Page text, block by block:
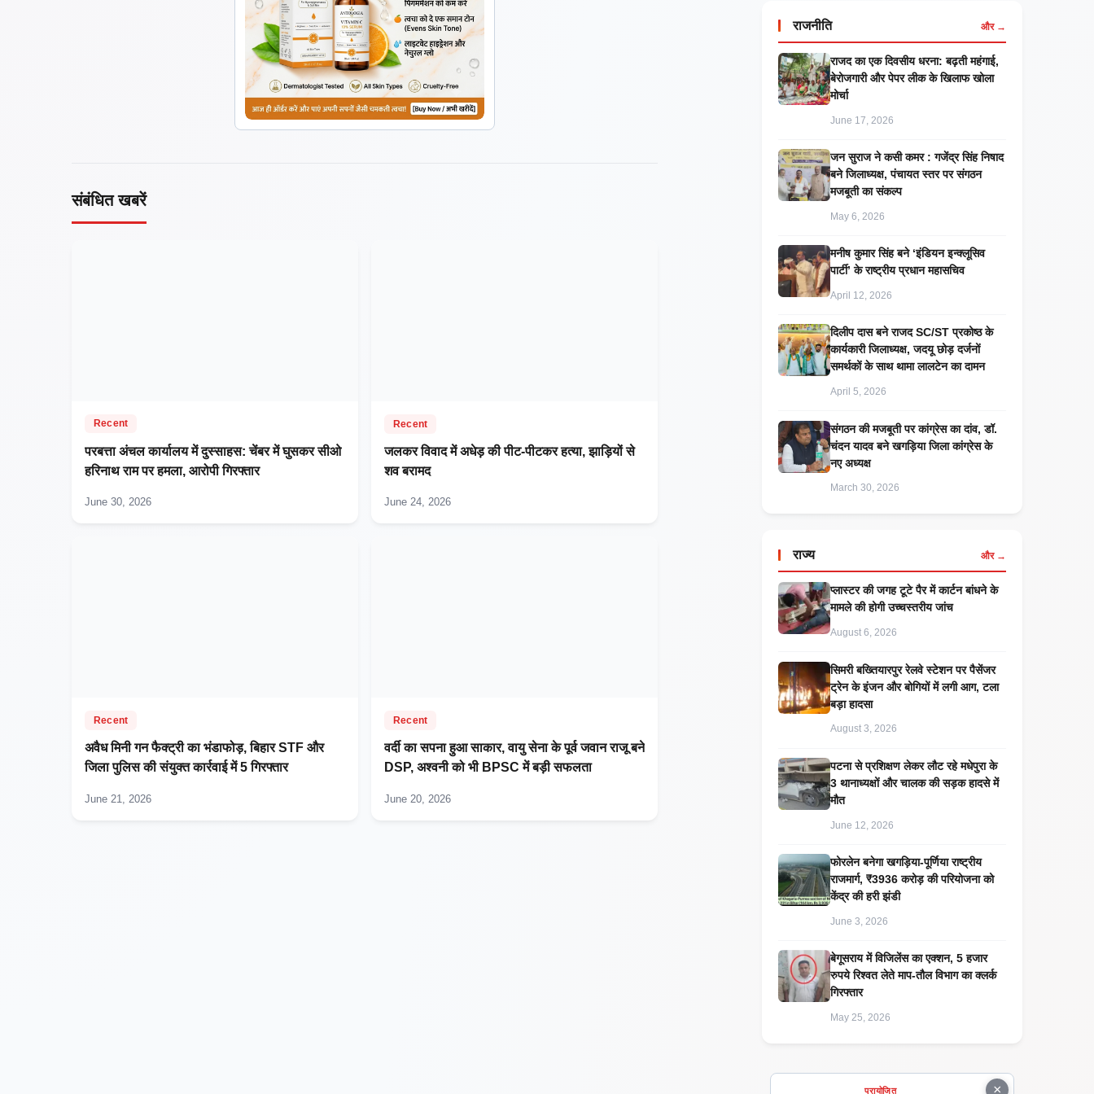
संबंधित खबरें
Recent
परबत्ता अंचल कार्यालय में दुस्साहस: चेंबर में घुसकर सीओ
हरिनाथ राम पर हमला, आरोपी गिरफ्तार
June 30, 2026
Recent
जलकर विवाद में अधेड़ की पीट-पीटकर हत्या, झाड़ियों से
शव बरामद
June 24, 2026
Recent
अवैध मिनी गन फैक्ट्री का भंडाफोड़, बिहार STF और
जिला पुलिस की संयुक्त कार्रवाई में 5 गिरफ्तार
June 21, 2026
Recent
वर्दी का सपना हुआ साकार, वायु सेना के पूर्व जवान राजू बने
DSP, अश्वनी को भी BPSC में बड़ी सफलता
June 20, 2026
राजनीति और →
राजद का एक दिवसीय धरना: बढ़ती महंगाई,
बेरोजगारी और पेपर लीक के खिलाफ खोला
मोर्चा
June 17, 2026
जन सुराज ने कसी कमर : गजेंद्र सिंह निषाद
बने जिलाध्यक्ष, पंचायत स्तर पर संगठन
मजबूती का संकल्प
May 6, 2026
मनीष कुमार सिंह बने ‘इंडियन इन्क्लूसिव
पार्टी’ के राष्ट्रीय प्रधान महासचिव
April 12, 2026
दिलीप दास बने राजद SC/ST प्रकोष्ठ के
कार्यकारी जिलाध्यक्ष, जदयू छोड़ दर्जनों
समर्थकों के साथ थामा लालटेन का दामन
April 5, 2026
संगठन की मजबूती पर कांग्रेस का दांव, डॉ.
चंदन यादव बने खगड़िया जिला कांग्रेस के
नए अध्यक्ष
March 30, 2026
राज्य और →
प्लास्टर की जगह टूटे पैर में कार्टन बांधने के
मामले की होगी उच्चस्तरीय जांच
August 6, 2026
सिमरी बख्तियारपुर रेलवे स्टेशन पर पैसेंजर
ट्रेन के इंजन और बोगियों में लगी आग, टला
बड़ा हादसा
August 3, 2026
पटना से प्रशिक्षण लेकर लौट रहे मधेपुरा के
3 थानाध्यक्षों और चालक की सड़क हादसे में
मौत
June 12, 2026
​फोरलेन बनेगा खगड़िया-पूर्णिया राष्ट्रीय
राजमार्ग, ₹3936 करोड़ की परियोजना को
केंद्र की हरी झंडी
June 3, 2026
बेगूसराय में विजिलेंस का एक्शन, 5 हजार
रुपये रिश्वत लेते माप-तौल विभाग का क्लर्क
गिरफ्तार
May 25, 2026
×
प्रायोजित